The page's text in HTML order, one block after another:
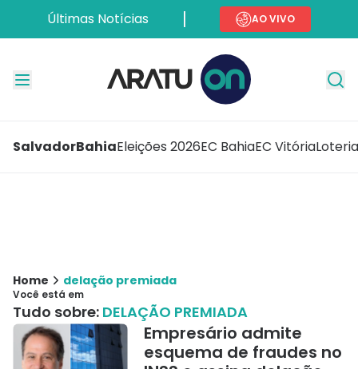
Últimas Notícias AO VIVO
SalvadorBahiaEleições 2026EC BahiaEC Vitória
Home delação premiada
Você está em
Tudo sobre: DELAÇÃO PREMIADA
Empresário admite
esquema de fraudes no